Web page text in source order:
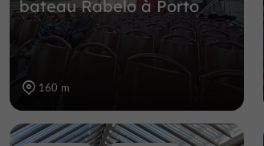
bateau Rabelo à Porto
160 m